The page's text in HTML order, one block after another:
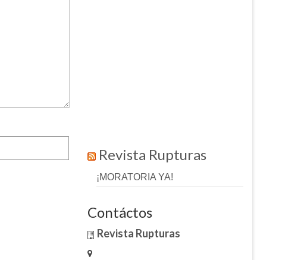
Revista Rupturas
¡MORATORIA YA!
Contáctos
Revista Rupturas